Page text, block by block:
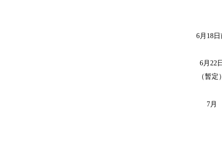
6月 18日
6月 22
（暂定
7月